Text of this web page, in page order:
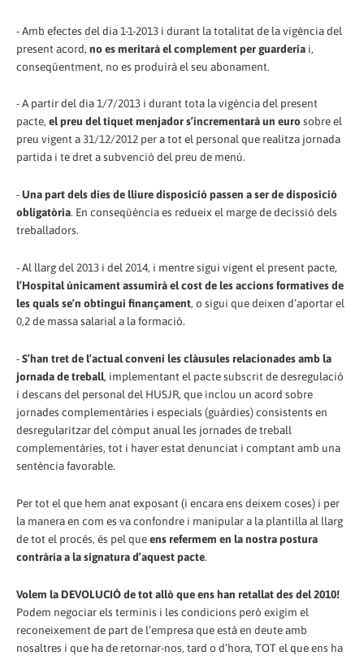
- Amb efectes del dia 1-1-2013 i durant la totalitat de la vigència del
present acord, no es meritarà el complement per guarderia i,
conseqüentment, no es produirà el seu abonament.
- A partir del dia 1/7/2013 i durant tota la vigència del present
pacte, el preu del tiquet menjador s’incrementarà un eurosobre el
preu vigent a 31/12/2012 per a tot el personal que realitza jornada
partida i te dret a subvenció del preu de menú.
-Una part dels dies de lliure disposició passen a ser de disposició
obligatòria. En conseqüència es redueix el marge de decissió dels
treballadors.
- Al llarg del 2013 i del 2014, i mentre sigui vigent el present pacte,
l’Hospital únicament assumirà el cost de les accions formatives de
les quals se’n obtingui finançament, o sigui que deixen d’aportar el
0,2 de massa salarial a la formació.
-S’han tret de l’actual conveni les clàusules relacionades amb la
jornada de treball, implementant el pacte subscrit de desregulació
i descans del personal del HUSJR, que inclou un acord sobre
jornades complementàries i especials (guàrdies) consistents en
desregularitzar del còmput anual les jornades de treball
complementàries, tot i haver estat denunciat i comptant amb una
sentència favorable.
Per tot el que hem anat exposant (i encara ens deixem coses) i per
la manera en com es va confondre i manipular a la plantilla al llarg
de tot el procés, és pel queens refermem en la nostra postura
contrària a la signatura d’aquest pacte.
Volem la DEVOLUCIÓ de tot allò que ens han retallat des del 2010!
Podem negociar els terminis i les condicions però exigim el
reconeixement de part de l’empresa que està en deute amb
nosaltres i que ha de retornar-nos, tard o d’hora, TOT el que ens ha